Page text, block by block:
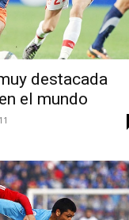
destacada
el mundo